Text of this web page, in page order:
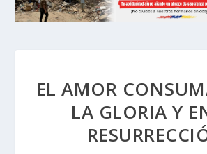
EL AMOR
LA GLORIA Y